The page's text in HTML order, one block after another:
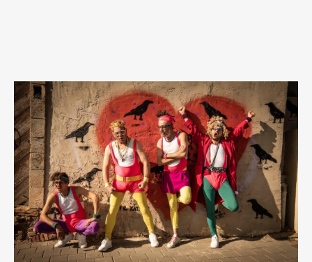
–
תל
אביב
|
23.8
–
17:00
–
תל
אביב
|
23.8
–